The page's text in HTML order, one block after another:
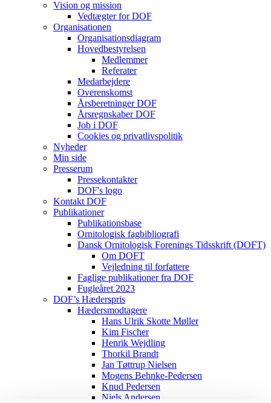
Vision og mission
Vedtægter for DOF
Organisationen
Organisationsdiagram
Hovedbestyrelsen
Medlemmer
Referater
Medarbejdere
Overenskomst
Årsberetninger DOF
Årsregnskaber DOF
Job i DOF
Cookies og privatlivspolitik
Nyheder
Min side
Presserum
Pressekontakter
DOF's logo
Kontakt DOF
Publikationer
Publikationsbase
Ornitologisk fagbibliografi
Dansk Ornitologisk Forenings Tidsskrift (DOFT)
Om DOFT
Vejledning til forfattere
Faglige publikationer fra DOF
Fugleåret 2023
DOF’s Hæderspris
Hædersmodtagere
Hans Ulrik Skotte Møller
Kim Fischer
Henrik Wejdling
Thorkil Brandt
Jan Tøttrup Nielsen
Mogens Behnke-Pedersen
Knud Pedersen
Niels Andersen